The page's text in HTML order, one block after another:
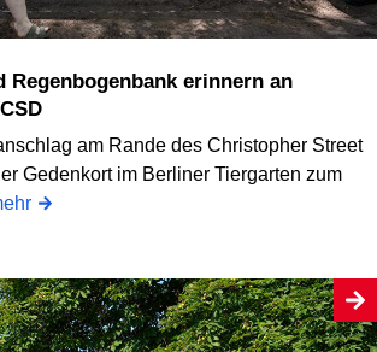
am Rande des Christopher Street
Gedenkort im Berliner Tiergarten zum